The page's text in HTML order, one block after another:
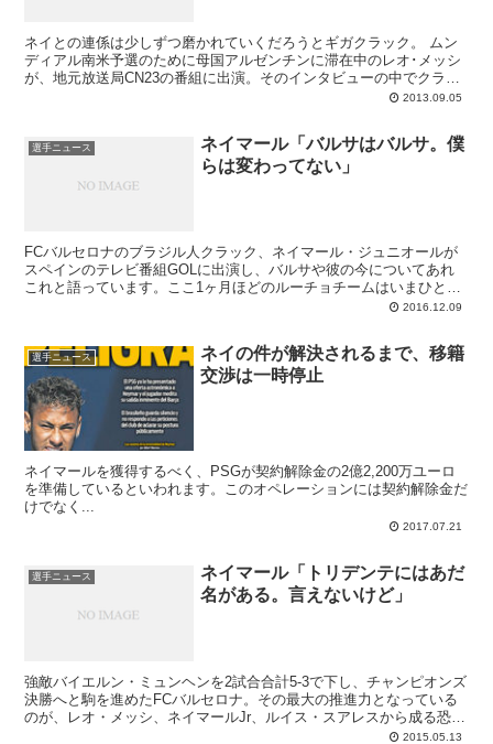
ネイとの連係は少しずつ磨かれていくだろうとギガクラック。 ムン
ディアル南米予選のために母国アルゼンチンに滞在中のレオ･メッシ
が、地元放送局CN23の番組に出演。そのインタビューの中でクラッ
2013.09.05
選手ニュース
ネイマール「バルサはバルサ。僕
らは変わってない」
FCバルセロナのブラジル人クラック、ネイマール・ジュニオールが
スペインのテレビ番組GOLに出演し、バルサや彼の今についてあれ
これと語っています。ここ1ヶ月ほどのルーチョチームはいまひとつ
調子が上がらず、リーガではマラガ、レアル・ソシエダ、レアル・マ
苦しい状況です。その間はフットボルの内容も冴えませんでしたか
ら、バルサは変わってしまったとルイス・エンリケの戦術を疑問視す
る声もちらほら。それらに対しネイマールは、自分たちはバルサであ
る、スタイルに変化はないとの見解を示しています。
2016.12.09
選手ニュース
ネイの件が解決されるまで、移籍
交渉は一時停止
ネイマールを獲得するべく、PSGが契約解除金の2億2,200万ユーロ
を準備しているといわれます。このオペレーションには契約解除金だ
けでなく...
2017.07.21
選手ニュース
ネイマール「トリデンテにはあだ
名がある。言えないけど」
強敵バイエルン・ミュンヘンを2試合合計5-3で下し、チャンピオンズ
決勝へと駒を進めたFCバルセロナ。その最大の推進力となっている
のが、レオ・メッシ、ネイマールJr、ルイス・スアレスから成る恐怖
の南米トリデンテなのは間違いありません。ペップバイエルンとの対
2015.05.13